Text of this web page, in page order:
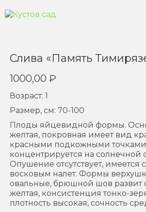
Слива «Память
1000,00 ₽
Возраст: 1
Размер, см: 70-100
Плоды яйцевидной формы.
желтая, покровная имеет вид
красными подкожными
концентрируется на солнечной
Опушение отсутствует, имеется
восковым налет. Формы
овальные, брюшной шов развит
желтая, консистенция тонко-
плотность высокая, сочность